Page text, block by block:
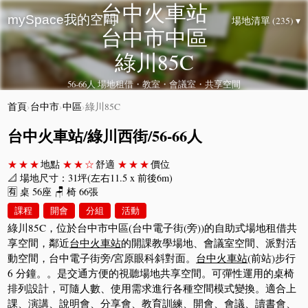
mySpace我的空間 場地清單 (235) ▾
台中火車站
台中市中區
綠川85C
56-66人 場地租借・教室・會議室・共享空間
首頁›台中市›中區›綠川85C
台中火車站/綠川西街/56-66人
★★★地點 ★★☆舒適 ★★★價位
📐 場地尺寸：31坪(左右11.5 x 前後6m)
🈶 桌 56座 🪑 椅 66張
課程 開會 分組 活動
綠川85C，位於台中市中區(台中電子街(旁))的自助式場地租借共
享空間，鄰近台中火車站的開課教學場地、會議室空間、派對活
動空間，台中電子街旁/宮原眼科斜對面。 台中火車站(前站)步行
6 分鐘。​。是交通方便的視聽場地共享空間。可彈性運用的桌椅
排列設計，可隨人數、使用需求進行各種空間模式變換。適合上
課、演講、說明會、分享會、教育訓練、開會、會議、讀書會、